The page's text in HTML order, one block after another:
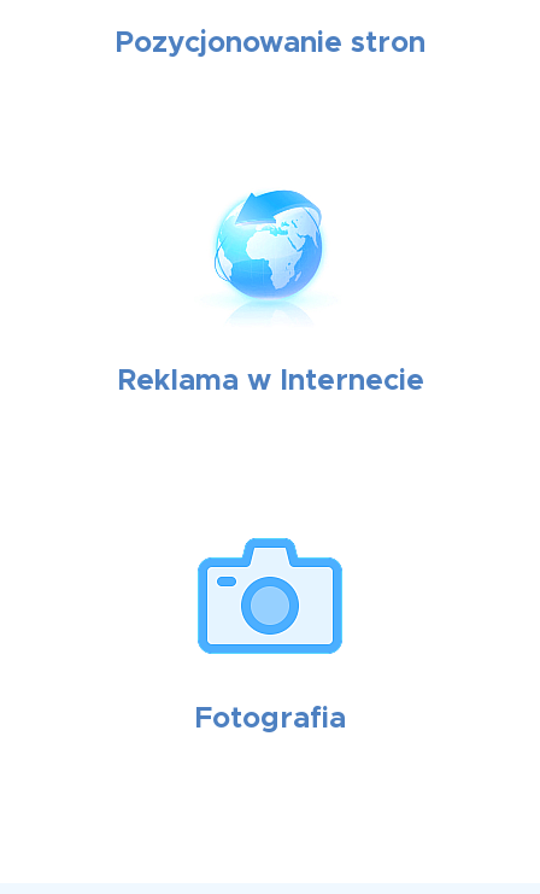
Pozycjonowanie stron
Reklama w Internecie
Fotografia